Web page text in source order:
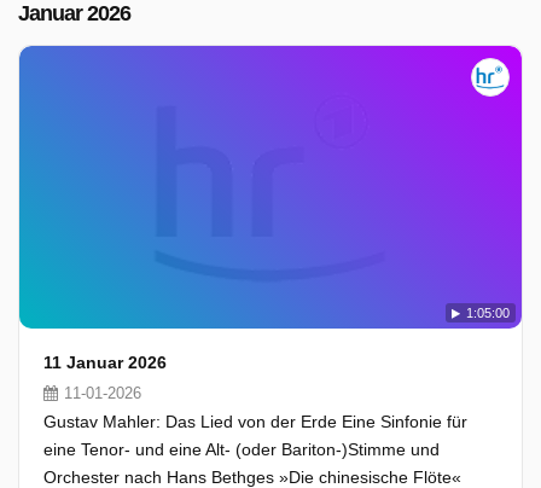
Januar 2026
1:05:00
11 Januar 2026
11-01-2026
Gustav Mahler: Das Lied von der Erde Eine Sinfonie für
eine Tenor- und eine Alt- (oder Bariton-)Stimme und
Orchester nach Hans Bethges »Die chinesische Flöte«